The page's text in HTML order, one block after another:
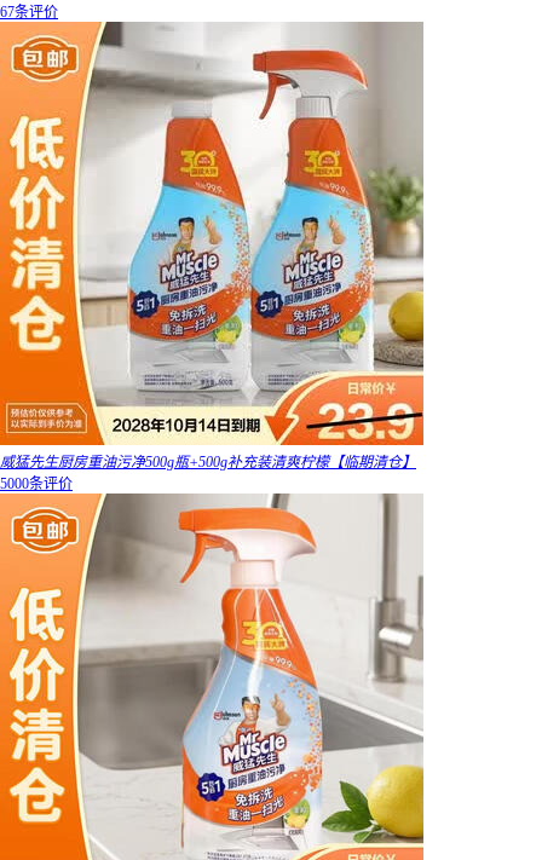
67条评价
威猛先生厨房重油污净500g瓶+500g补充装清爽柠檬【临期清仓】
5000条评价